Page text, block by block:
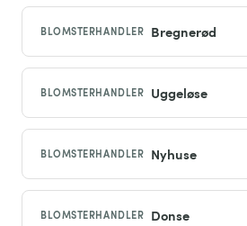
BLOMSTERHANDLER Bregnerød
BLOMSTERHANDLER Uggeløse
BLOMSTERHANDLER Nyhuse
BLOMSTERHANDLER Donse